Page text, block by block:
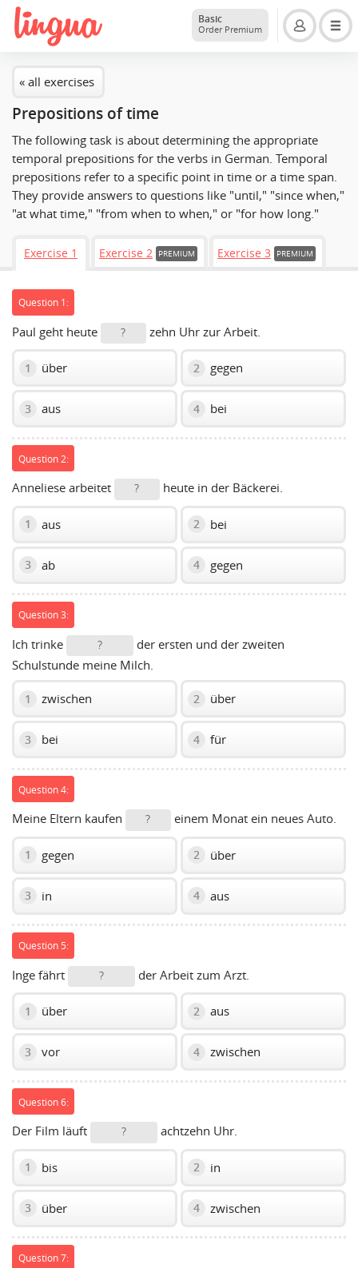
Basic
Order Premium
« all exercises
Prepositions of time
The following task is about determining the appropriate
temporal prepositions for the verbs in German. Temporal
prepositions refer to a specific point in time or a time span.
They provide answers to questions like "until," "since when,"
"at what time," "from when to when," or "for how long."
Exercise 1 Exercise 2 PREMIUM Exercise 3 PREMIUM
Question 1:
Paul geht heute ? zehn Uhr zur Arbeit.
1 über 2 gegen
3 aus 4 bei
Question 2:
Anneliese arbeitet ? heute in der Bäckerei.
1 aus 2 bei
3 ab 4 gegen
Question 3:
Ich trinke ?
der ersten und der zweiten
Schulstunde meine Milch.
1 zwischen 2 über
3 bei 4 für
Question 4:
Meine Eltern kaufen ? einem Monat ein neues Auto.
1 gegen 2 über
3 in 4 aus
Question 5:
Inge fährt ? der Arbeit zum Arzt.
1 über 2 aus
3 vor 4 zwischen
Question 6:
Der Film läuft ? achtzehn Uhr.
1 bis 2 in
3 über 4 zwischen
Question 7: